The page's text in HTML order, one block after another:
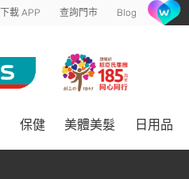
下載 APP 查詢門市 Blog
保健 美體美髮 日用品